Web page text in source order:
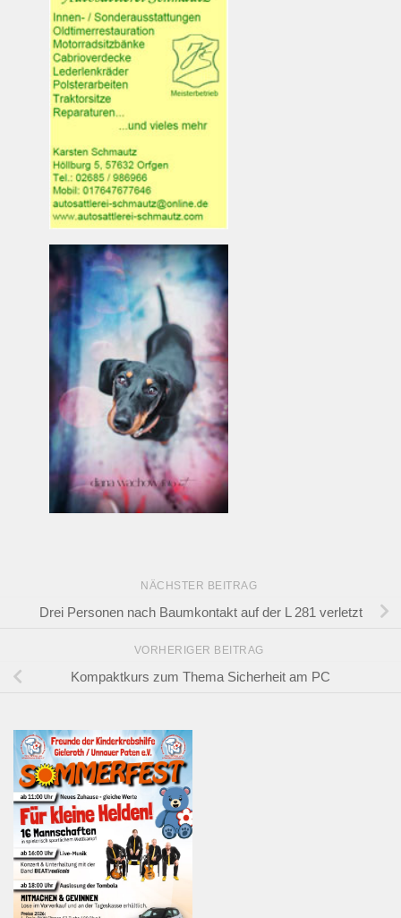
NÄCHSTER BEITRAG
Drei Personen nach Baumkontakt auf der L 281 verletzt
VORHERIGER BEITRAG
Kompaktkurs zum Thema Sicherheit am PC